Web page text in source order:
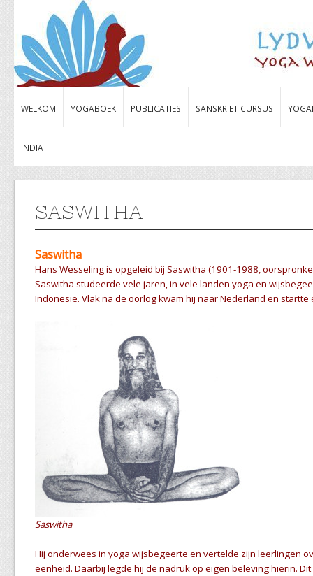
WELKOM YOGABOEK PUBLICATIES SANSKRIET CURSUS
INDIA
SASWITHA
Saswitha
Hans Wesseling is opgeleid bij Saswitha (1901-1988,
Saswitha studeerde vele jaren, in vele landen yoga en
Indonesië. Vlak na de oorlog kwam hij naar Nederland en
Saswitha
Hij onderwees in yoga wijsbegeerte en vertelde zijn leerlingen
eenheid. Daarbij legde hij de nadruk op eigen beleving hierin.